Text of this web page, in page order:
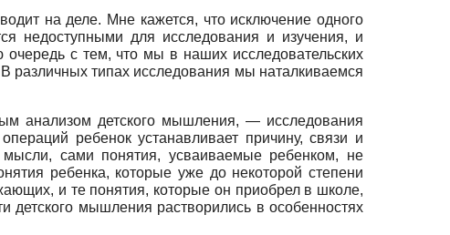
на деле. Мне кажется, что исключение одного
недоступными для исследования и изучения, и
с тем, что мы в наших исследовательских
различных типах исследования мы наталкиваемся
анализом детского мышления, — исследования
ребенок устанавливает причину, связи и
сами понятия, усваиваемые ребенком, не
ребенка, которые уже до некоторой степени
и те понятия, которые он приобрел в школе,
детского мышления растворились в особенностях